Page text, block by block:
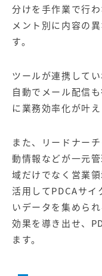
分けを手作業で行
メント別に内容の
す。
ツールが連携して
自動でメール配信
に業務効率化が叶え
また、リードナー
動情報などが一元
域だけでなく営業
活用してPDCAサ
いデータを集めら
効果を導き出せ、
ます。